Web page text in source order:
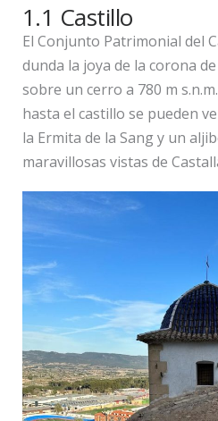
1.1 Castillo
El Conjunto Patrimonial del
dunda la joya de la corona
sobre un cerro a 780 m
hasta el castillo se pueden
la Ermita de la Sang y un
maravillosas vistas de